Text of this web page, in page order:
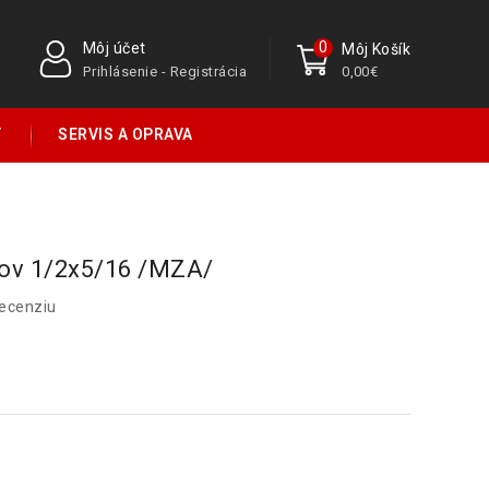
Môj Košík
0,00€
0
Môj účet
Prihlásenie - Registrácia
SERVIS A OPRAVA
1/2x5/16 /MZA/